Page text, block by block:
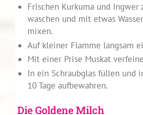
Frischen Kurkuma und Ingwer
waschen und mit etwas
mixen.
Auf kleiner Flamme langsam
Mit einer Prise Muskat
In ein Schraubglas füllen und
10 Tage aufbewahren.
Die Goldene Milch